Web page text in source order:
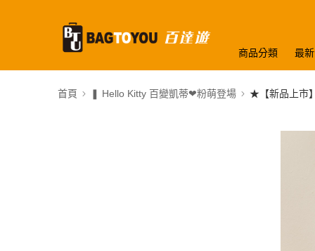
商品分類 最
首頁 ❚ Hello Kitty 百變凱蒂❤粉萌登場 ★【新品上市